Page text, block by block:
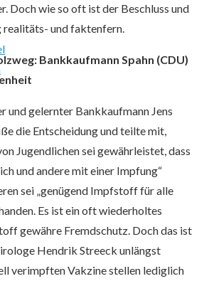
Doch wie so oft ist der Beschluss und
realitäts- und faktenfern.
Bankkaufmann Spahn (CDU)
und gelernter Bankkaufmann Jens
die Entscheidung und teilte mit,
Jugendlichen sei gewährleistet, dass
und andere mit einer Impfung“
sei „genügend Impfstoff für alle
Es ist ein oft wiederholtes
gewähre Fremdschutz. Doch das ist
Hendrik Streeck unlängst
verimpften Vakzine stellen lediglich